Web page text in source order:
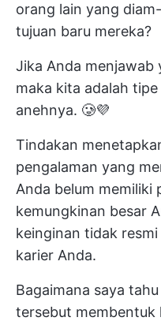
orang lain yang
tujuan baru mereka?
Jika Anda menjawab
maka kita adalah
anehnya. 🥲💜
Tindakan
pengalaman yang
Anda belum memiliki
kemungkinan besar
keinginan tidak
karier Anda.
Bagaimana saya
tersebut membentuk